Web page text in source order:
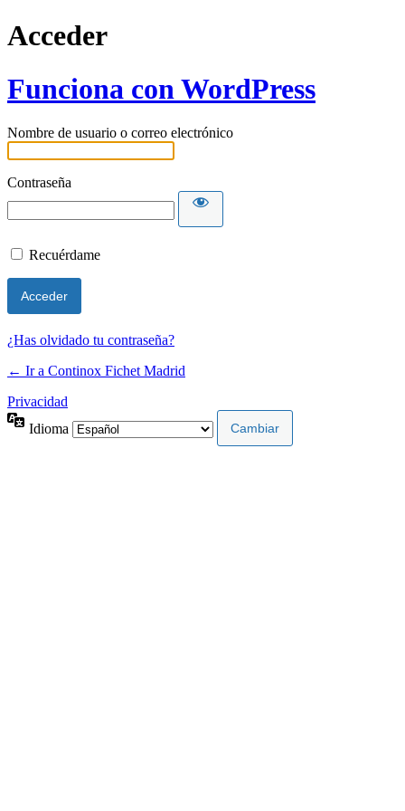
Acceder
Funciona con WordPress
Nombre de usuario o correo electrónico
Contraseña
Recuérdame
¿Has olvidado tu contraseña?
← Ir a Continox Fichet Madrid
Privacidad
Idioma